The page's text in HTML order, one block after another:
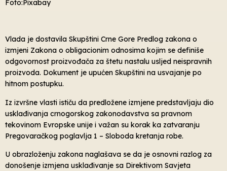
Foto:Pixabay
Vlada je dostavila Skupštini Crne Gore Predlog zakona o
izmjeni Zakona o obligacionim odnosima kojim se definiše
odgovornost proizvođača za štetu nastalu usljed neispravnih
proizvoda. Dokument je upućen Skupštini na usvajanje po
hitnom postupku.
Iz izvršne vlasti ističu da predložene izmjene predstavljaju dio
usklađivanja crnogorskog zakonodavstva sa pravnom
tekovinom Evropske unije i važan su korak ka zatvaranju
Pregovaračkog poglavlja 1 – Sloboda kretanja robe.
U obrazloženju zakona naglašava se da je osnovni razlog za
donošenje izmjena usklađivanje sa Direktivom Savjeta